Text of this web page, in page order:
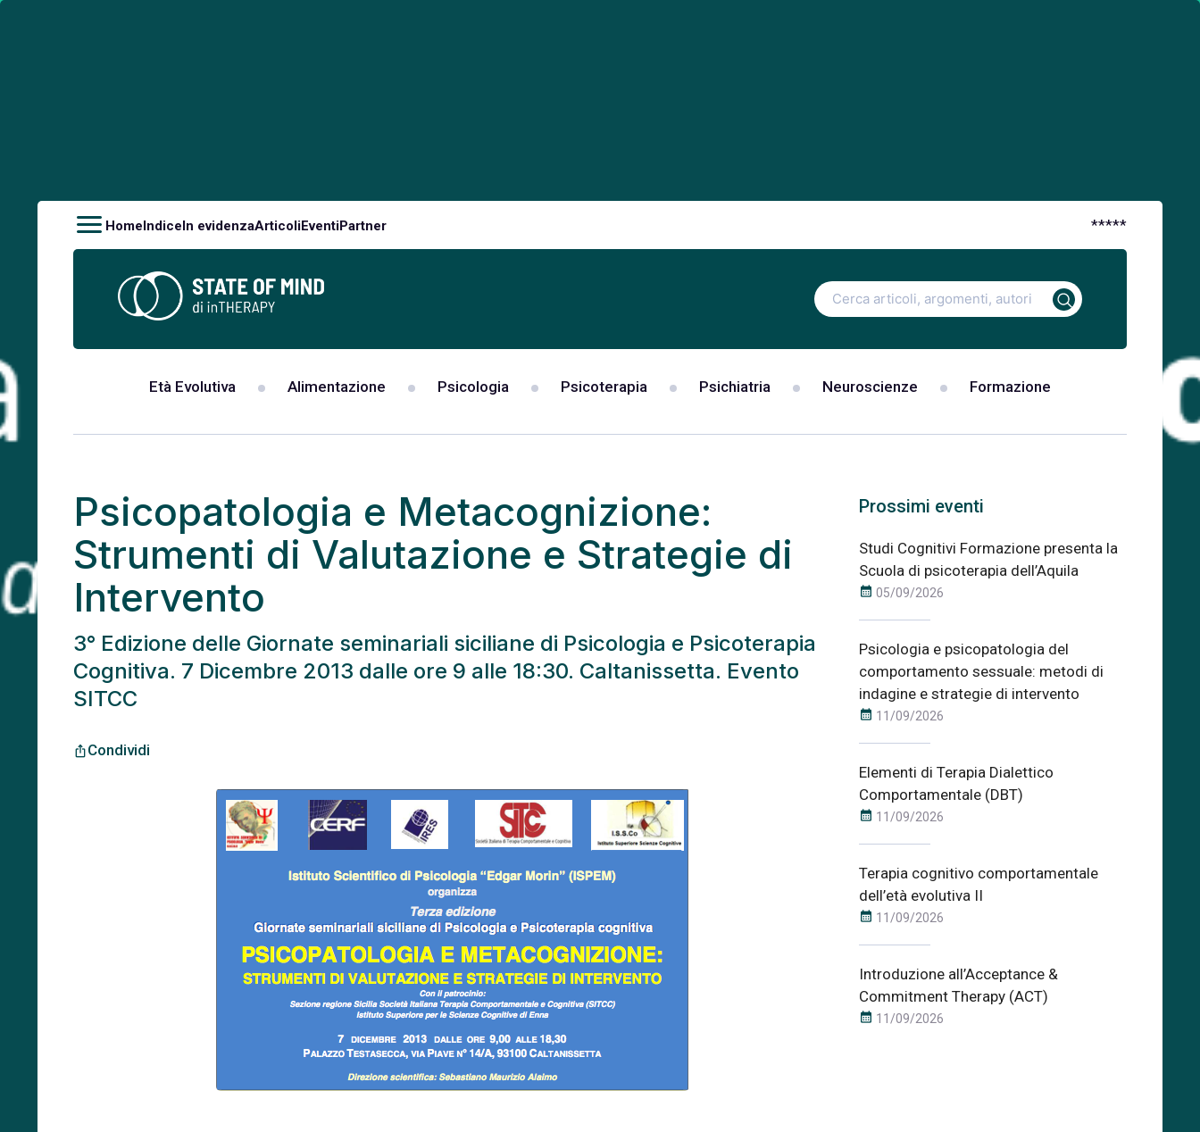
HomeIndiceIn evidenzaArticoliEventiPartner *****
Ricerca
per:
Età Evolutiva Alimentazione Psicologia Psicoterapia Psichiatria Neuroscienze Formazione
Psicopatologia e Metacognizione:
Strumenti di Valutazione e Strategie di
Intervento
3° Edizione delle Giornate seminariali siciliane di Psicologia e Psicoterapia
Cognitiva. 7 Dicembre 2013 dalle ore 9 alle 18:30. Caltanissetta. Evento
SITCC
ios_shareCondividi
Prossimi eventi
Studi Cognitivi Formazione presenta la
Scuola di psicoterapia dell’Aquila
calendar_month 05/09/2026
Psicologia e psicopatologia del
comportamento sessuale: metodi di
indagine e strategie di intervento
calendar_month 11/09/2026
Elementi di Terapia Dialettico
Comportamentale (DBT)
calendar_month 11/09/2026
Terapia cognitivo comportamentale
dell’età evolutiva II
calendar_month 11/09/2026
Introduzione all’Acceptance &
Commitment Therapy (ACT)
calendar_month 11/09/2026